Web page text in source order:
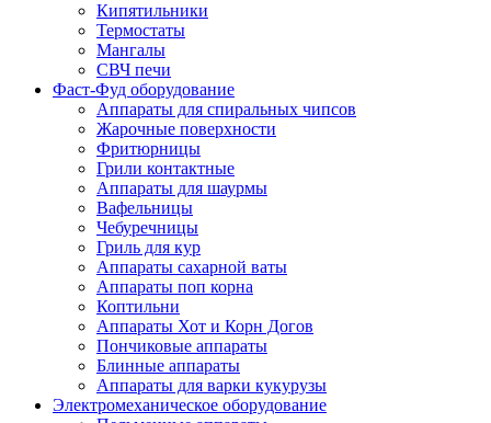
Кипятильники
Термостаты
Мангалы
СВЧ печи
Фаст-Фуд оборудование
Аппараты для спиральных чипсов
Жарочные поверхности
Фритюрницы
Грили контактные
Аппараты для шаурмы
Вафельницы
Чебуречницы
Гриль для кур
Аппараты сахарной ваты
Аппараты поп корна
Коптильни
Аппараты Хот и Корн Догов
Пончиковые аппараты
Блинные аппараты
Аппараты для варки кукурузы
Электромеханическое оборудование